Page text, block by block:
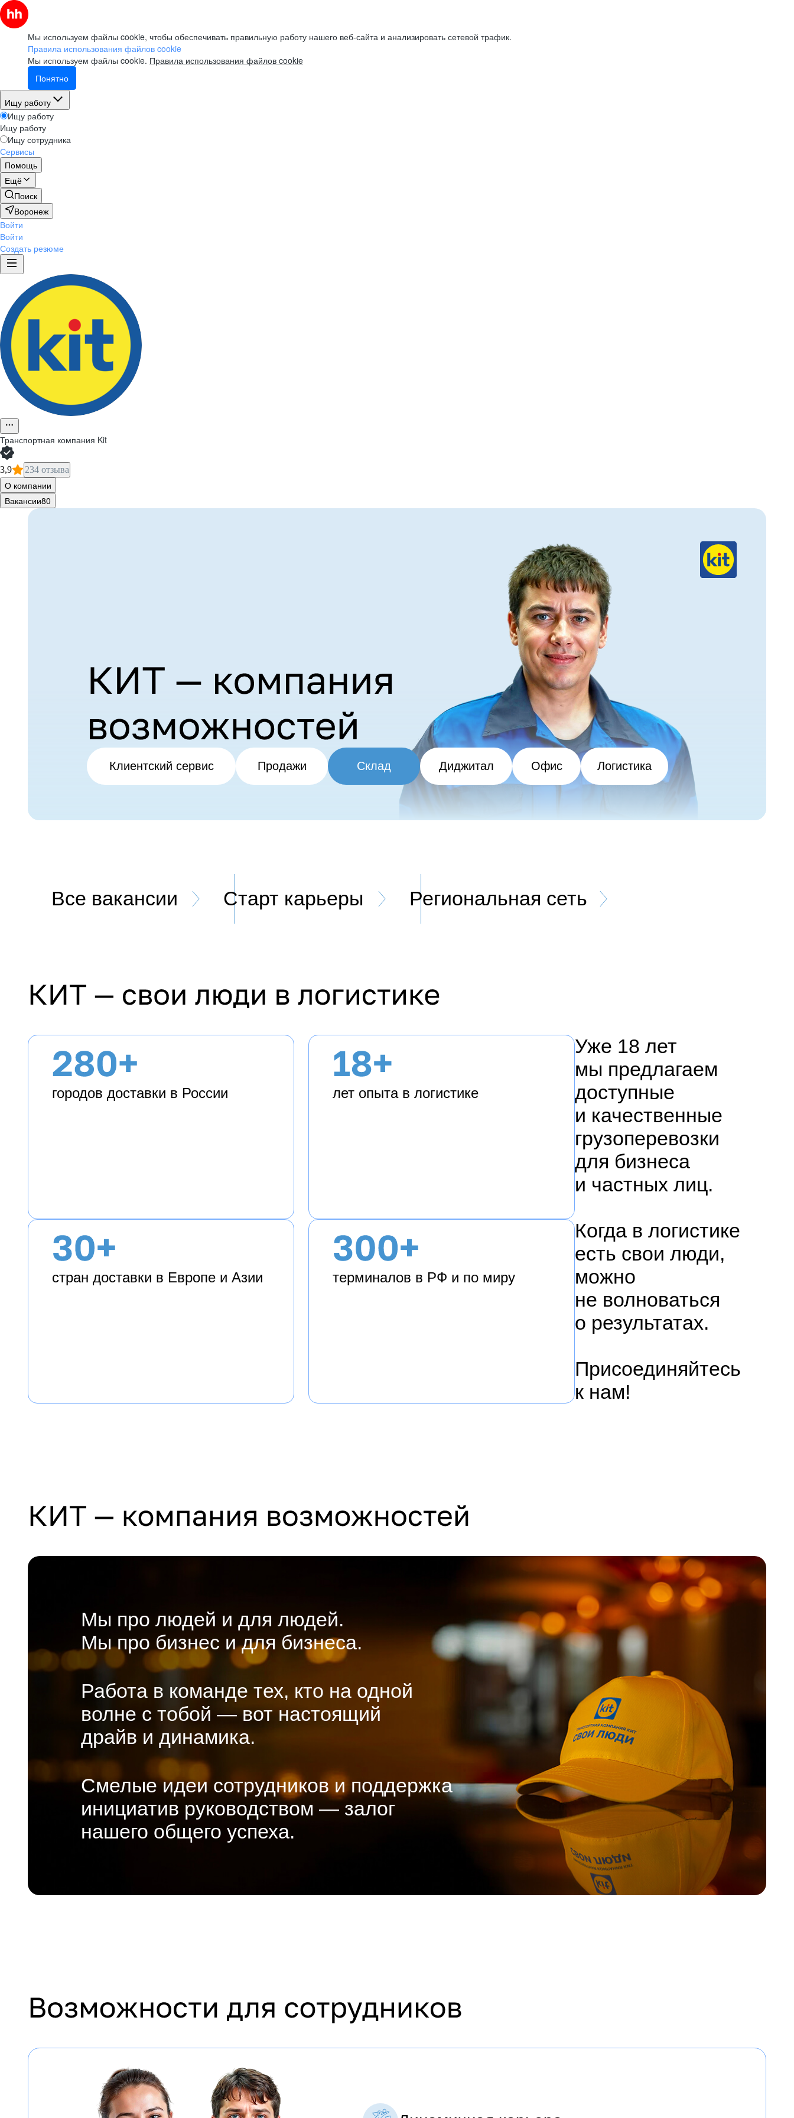
Мы используем файлы cookie, чтобы обеспечивать правильную работу нашего веб-сайта и анализировать сетевой трафик.
Правила использования файлов cookie
Мы используем файлы cookie. Правила использования файлов cookie
Понятно
Ищу работу
Ищу работу
Ищу работу
Ищу сотрудника
Сервисы
Помощь
Ещё
Поиск
Воронеж
Войти
Войти
Создать резюме
Транспортная компания Kit
3,9 234 отзыва
О компании
Вакансии80
Клиентский сервис Продажи Склад Диджитал Офис Логистика
Все вакансии Старт карьеры Региональная сеть
городов доставки в России лет опыта в логистике
стран доставки в Европе и Азии терминалов в РФ и по миру
Уже 18 лет
мы предлагаем
доступные
и качественные
грузоперевозки
для бизнеса
и частных лиц.
Когда в логистике
есть свои люди,
можно
не волноваться
о результатах.
Присоединяйтесь
к нам!
Мы про людей и для людей.
Мы про бизнес и для бизнеса.
Работа в команде тех, кто на одной
волне с тобой — вот настоящий
драйв и динамика.
Смелые идеи сотрудников и поддержка
инициатив руководством —залог
нашего общего успеха.